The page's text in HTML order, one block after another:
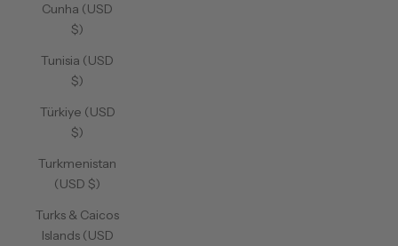
Cunha (USD
$)
Tunisia (USD
$)
Türkiye (USD
$)
Turkmenistan
(USD $)
Turks & Caicos
Islands (USD